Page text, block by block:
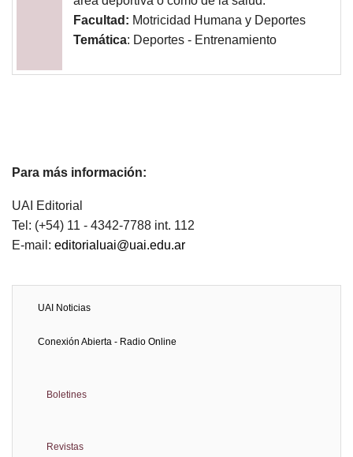
Facultad: Motricidad Humana y Deportes
Temática: Deportes - Entrenamiento
Para más información:
UAI Editorial
Tel: (+54) 11 - 4342-7788 int. 112
E-mail: editorialuai@uai.edu.ar
UAI Noticias
Conexión Abierta - Radio Online
Boletines
Revistas